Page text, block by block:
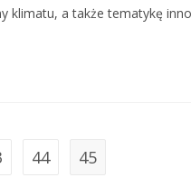
klimatu, a także tematykę
44 45